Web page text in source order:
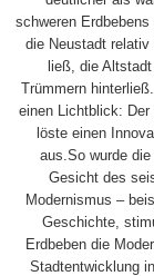
schweren
die Neustadt relativ
ließ, die
Trümmern
einen Lichtblick: Der
löste einen
aus.So wurde
Gesicht des
Modernismus –
Geschichte,
Erdbeben die
Stadtentwicklung